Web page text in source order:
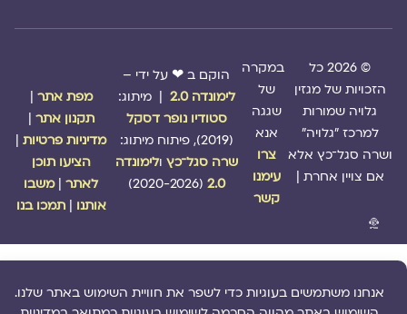
© 2026 כל
הזכויות של מגזין
גלויה שמורות
למרכז "גלויה"
ושרה סגל־כץ אלא
אם צויין אחרת |
במקרה
של
שגגה
אנא
צרו
עימנו
קשר
הוקם ב ❤ על ידי –
לימונדה 2.0
| מיתוג:
סטודיו נופר דסקל
שרה סגל־כץולימונדה
2.0
(2020-2026)
מפת אתר|
תקנון אתר|
מדיניות פרטיות|
הציעו תוכן
לאתר| משבו
אותנו| תמכו בנו